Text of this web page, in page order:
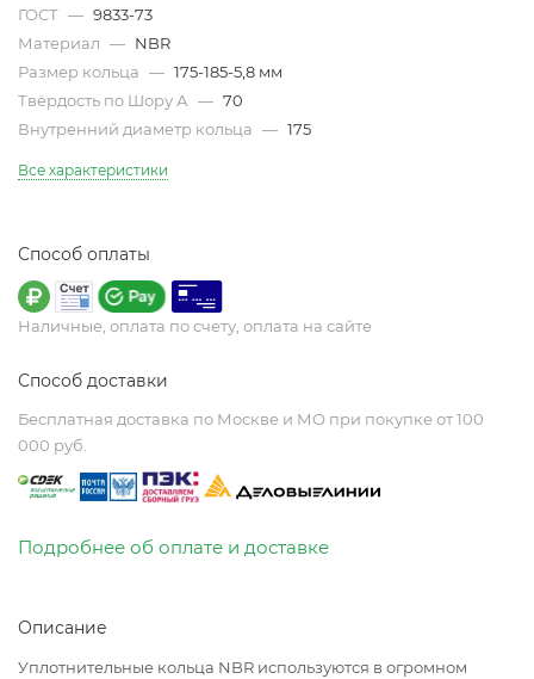
ГОСТ — 9833-73
Материал — NBR
Размер кольца — 175-185-5,8 мм
Твёрдость по Шору А — 70
Внутренний диаметр кольца — 175
Все характеристики
Способ оплаты
Наличные, оплата по счету, оплата на сайте
Способ доставки
Бесплатная доставка по Москве и МО при покупке от 100
000 руб.
Подробнее об оплате и доставке
Описание
Уплотнительные кольца NBR используются в огромном